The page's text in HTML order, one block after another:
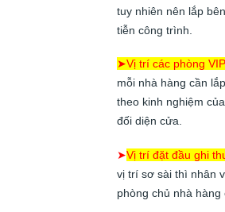
tuy nhiên nên lắp
tiễn công trình.
➤Vị trí các phòng
mỗi nhà hàng cần
theo kinh nghiệm
đối diện cửa.
➤Vị trí đặt đầu ghi
vị trí sơ sài thì nhân
phòng chủ nhà